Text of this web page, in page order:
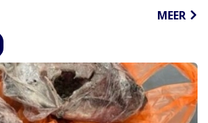
MEER